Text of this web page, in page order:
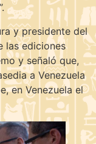
y presidente del
las ediciones
y señaló que,
a Venezuela
en Venezuela el